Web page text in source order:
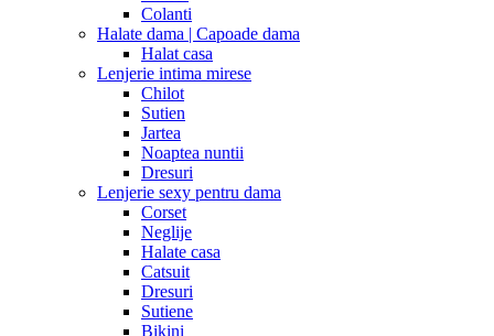
Colanti
Halate dama | Capoade dama
Halat casa
Lenjerie intima mirese
Chilot
Sutien
Jartea
Noaptea nuntii
Dresuri
Lenjerie sexy pentru dama
Corset
Neglije
Halate casa
Catsuit
Dresuri
Sutiene
Bikini